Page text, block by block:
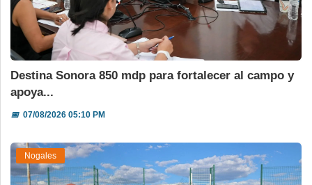
Destina Sonora 850 mdp para fortalecer al campo y
apoya...
📅07/08/2026 05:10 PM
Nogales